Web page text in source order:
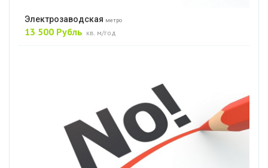
Электрозаводская метро
13 500 Рубль кв. м/год